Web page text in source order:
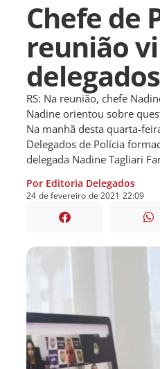
Chefe de
reunião
RS: Na reunião, chefe
Nadine orientou sobre
Na manhã desta quarta-
Delegados de Polícia
delegada Nadine Tagliari
Por Editoria Delegados
24 defevereiro de2021 22:09